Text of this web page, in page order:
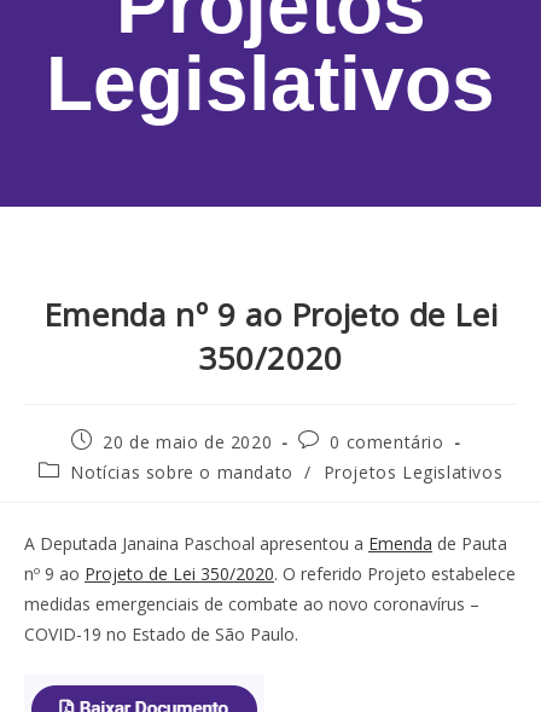
Legislativos
Emenda nº 9 ao Projeto de Lei
350/2020
20 de maio de 2020
0 comentário
Notícias sobre o mandato / Projetos Legislativos
A Deputada Janaina Paschoal apresentou a Emenda de Pauta
nº 9 ao Projeto de Lei 350/2020. O referido Projeto estabelece
medidas emergenciais de combate ao novo coronavírus –
COVID-19 no Estado de São Paulo.